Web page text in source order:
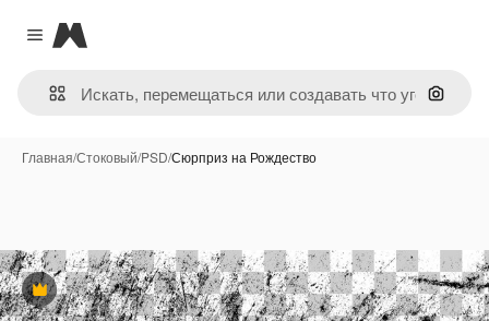
Close menu
Magnific
Поиск
Главная/Стоковый/PSD/Сюрприз на Рождество
Премиум